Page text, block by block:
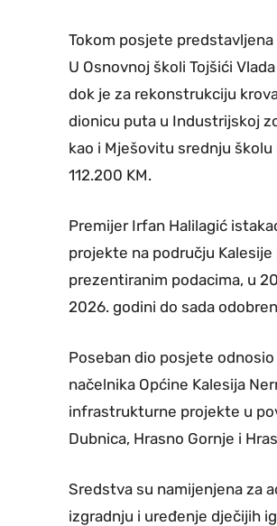
Tokom posjete
U Osnovnoj školi Tojšići
dok je za rekonstrukciju
dionicu puta u Industrijskoj
kao i Mješovitu srednju
112.200 KM.
Premijer Irfan Halilagić
projekte na području Kalesije
prezentiranim podacima, u
2026. godini do sada
Poseban dio posjete
načelnika Općine Kalesija
infrastrukturne projekte u
Dubnica, Hrasno Gornje i
Sredstva su namijenjena za
izgradnju i uređenje dječijih